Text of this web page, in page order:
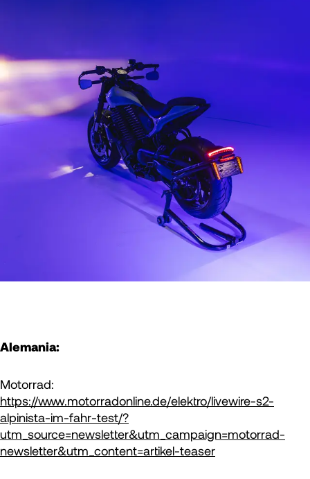
Alemania:
Motorrad:
https://www.motorradonline.de/elektro/livewire-s2-
alpinista-im-fahr-test/?
utm_source=newsletter&utm_campaign=motorrad-
newsletter&utm_content=artikel-teaser